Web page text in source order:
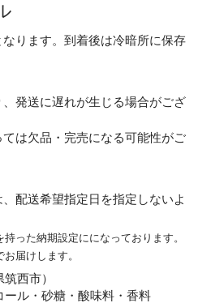
ります。到着後は冷暗所に保存
発送に遅れが生じる場合がござ
は欠品・完売になる可能性がご
配送希望指定日を指定しないよ
った納期設定にになっております。
届けします。
西市）
ール・砂糖・酸味料・香料